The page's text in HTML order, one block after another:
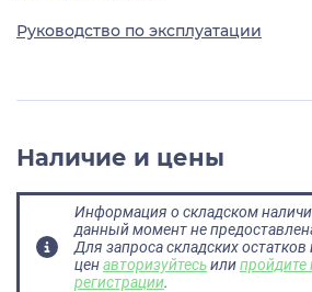
Руководство по эксплуатации
Наличие и цены
Информация о складском
данный момент не
Для запроса складских
ценавторизуйтесьилипройдите
регистрации.